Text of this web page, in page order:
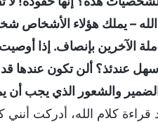
– يملك هؤلاء الأشخاص
الآخرين بإنصاف. إذا
عندئذ؟ ألن تكون عندها
والشعور الذي يجب أن
قراءة كلام الله، أدركت